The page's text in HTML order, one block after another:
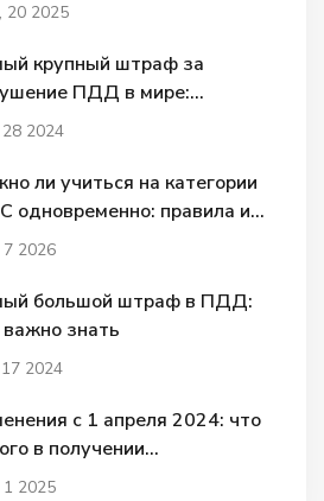
20 2025
крупный штраф за
ПДД в мире:
и факты
28 2024
ли учиться на категории
одновременно: правила и
7 2026
большой штраф в ПДД:
важно знать
2024
с 1 апреля 2024: что
в получении
прав
1 2025